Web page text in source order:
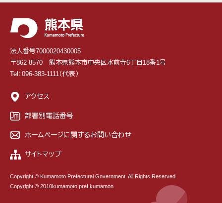
法人番号7000020430005
〒862-8570 熊本県熊本市中央区水前寺6丁目18番1号
Tel：096-383-1111（代表）
アクセス
部署別電話番号
ホームページに関するお問い合わせ
サイトマップ
Copyright © Kumamoto Prefectural Government. All Rights Reserved.
Copyright © 2010kumamoto pref.kumamon